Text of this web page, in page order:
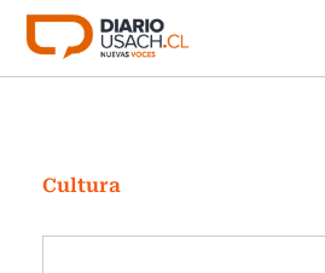
Click acá para ir directamente al
Investigación
Cultura
Cultura